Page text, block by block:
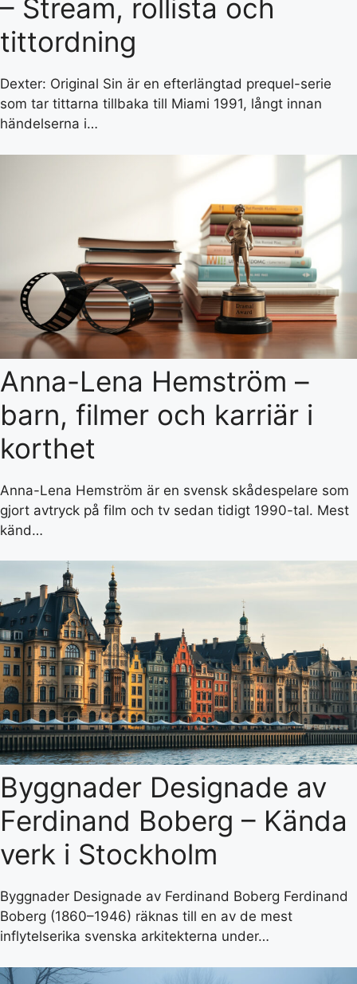
– Stream, rollista och
tittordning
Dexter: Original Sin är en efterlängtad prequel-serie
som tar tittarna tillbaka till Miami 1991, långt innan
händelserna i…
Anna-Lena Hemström –
barn, filmer och karriär i
korthet
Anna-Lena Hemström är en svensk skådespelare som
gjort avtryck på film och tv sedan tidigt 1990-tal. Mest
känd…
Byggnader Designade av
Ferdinand Boberg – Kända
verk i Stockholm
Byggnader Designade av Ferdinand Boberg Ferdinand
Boberg (1860–1946) räknas till en av de mest
inflytelserika svenska arkitekterna under…